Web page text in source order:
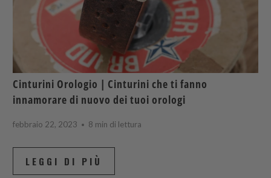
Cinturini Orologio | Cinturini che ti fanno
innamorare di nuovo dei tuoi orologi
febbraio 22, 2023 8 min di lettura
LEGGI DI PIÙ